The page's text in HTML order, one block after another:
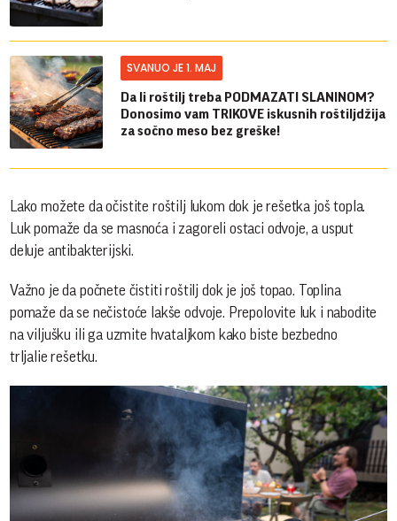
SVANUO JE 1. MAJ
Da li roštilj treba PODMAZATI SLANINOM?
Donosimo vam TRIKOVE iskusnih roštiljdžija
za sočno meso bez greške!
Lako možete da očistite roštilj lukom dok je rešetka još topla.
Luk pomaže da se masnoća i zagoreli ostaci odvoje, a usput
deluje antibakterijski.
Važno je da počnete čistiti roštilj dok je još topao. Toplina
pomaže da se nečistoće lakše odvoje. Prepolovite luk i nabodite
na viljušku ili ga uzmite hvataljkom kako biste bezbedno
trljalie rešetku.